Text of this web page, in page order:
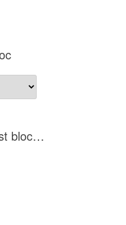
bloc…